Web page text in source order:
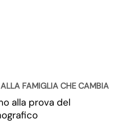
FAMIGLIA CHE CAMBIA
alla prova del